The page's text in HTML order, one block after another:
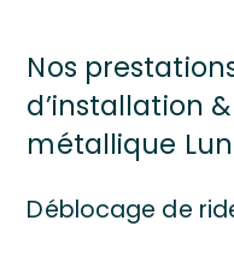
Nos
d’installation
métallique
Déblocage de